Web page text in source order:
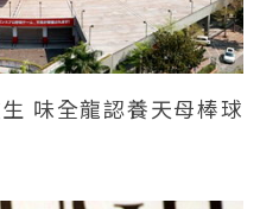
味全龍認養天母棒球